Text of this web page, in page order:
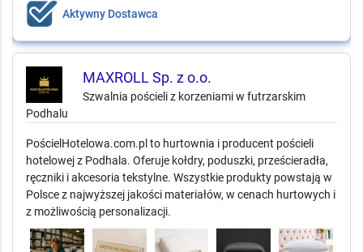
Aktywny Dostawca
MAXROLL Sp. z o.o.
Szwalnia pościeli z korzeniami w futrzarskim
Podhalu
PościelHotelowa.com.pl to hurtownia i producent pościeli
hotelowej z Podhala. Oferuje kołdry, poduszki, prześcieradła,
ręczniki i akcesoria tekstylne. Wszystkie produkty powstają w
Polsce z najwyższej jakości materiałów, w cenach hurtowych i
z możliwością personalizacji.